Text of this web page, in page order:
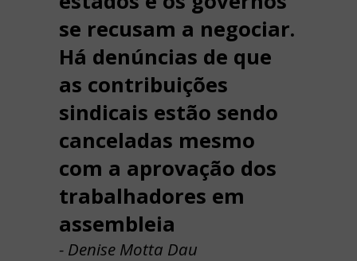
se recusam a negociar.
Há denúncias de que
as contribuições
sindicais estão sendo
canceladas mesmo
com a aprovação dos
trabalhadores em
assembleia
- Denise Motta Dau